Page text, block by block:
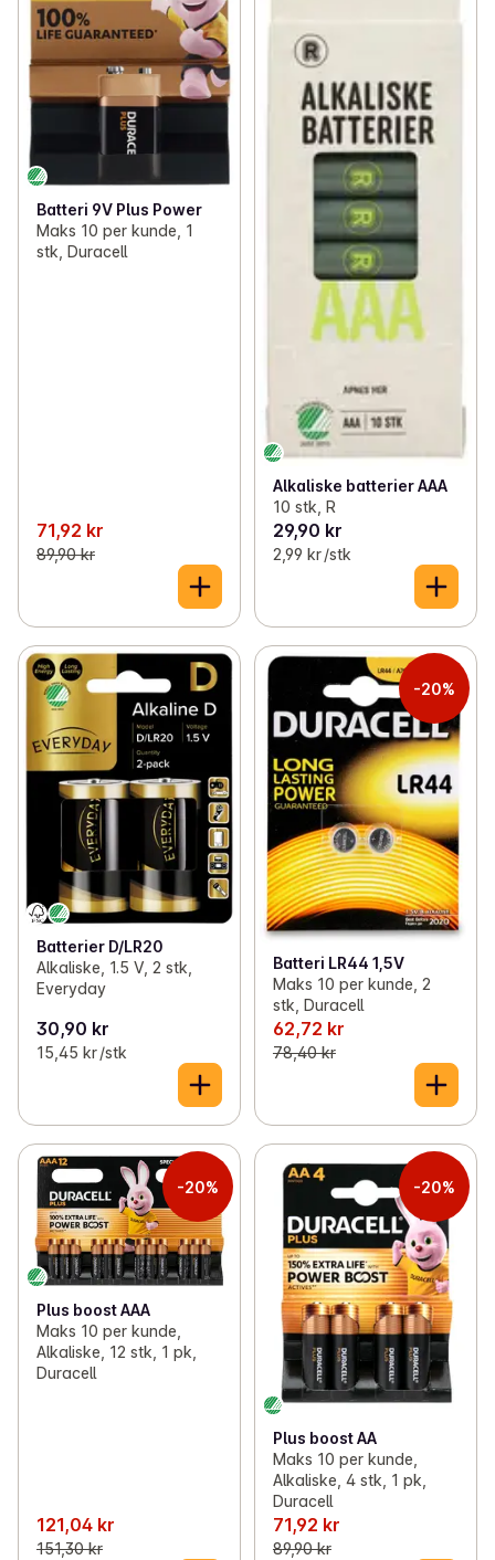
Batteri 9V Plus Power
Maks 10 per kunde, 1
stk, Duracell
71,92 kr
89,90 kr
Alkaliske batterier AAA
10 stk, R
29,90 kr
2,99 kr /stk
Batterier D/LR20
Alkaliske, 1.5 V, 2 stk,
Everyday
30,90 kr
15,45 kr /stk
-20%
Batteri LR44 1,5V
Maks 10 per kunde, 2
stk, Duracell
62,72 kr
78,40 kr
-20%
Plus boost AAA
Maks 10 per kunde,
Alkaliske, 12 stk, 1 pk,
Duracell
121,04 kr
151,30 kr
-20%
Plus boost AA
Maks 10 per kunde,
Alkaliske, 4 stk, 1 pk,
Duracell
71,92 kr
89,90 kr